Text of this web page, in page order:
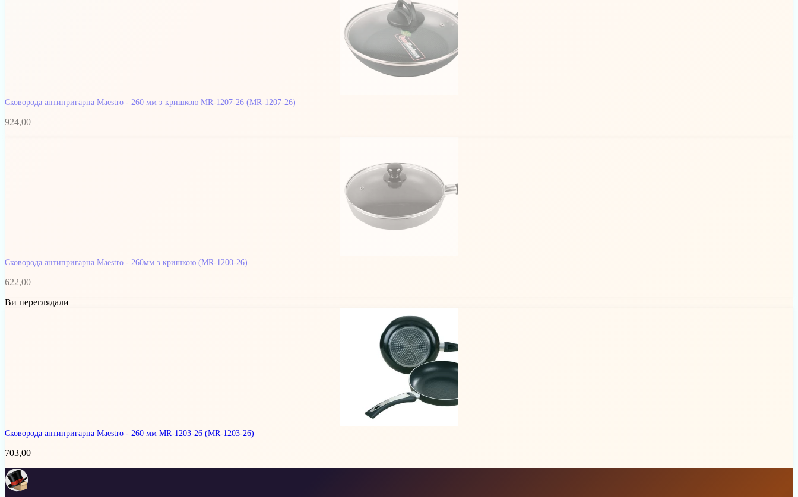
Сковорода антипригарна Maestro - 260 мм з кришкою MR-1207-26 (MR-1207-26)
924,00
Сковорода антипригарна Maestro - 260мм з кришкою (MR-1200-26)
622,00
Ви переглядали
Сковорода антипригарна Maestro - 260 мм MR-1203-26 (MR-1203-26)
703,00